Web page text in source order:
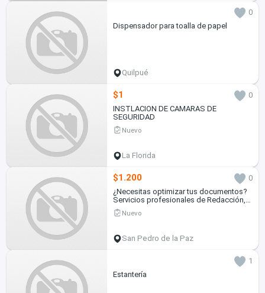
0
Dispensador para toalla de papel
Quilpué
$1
0
INSTLACION DE CAMARAS DE
SEGURIDAD
Nuevo
La Florida
$1.200
0
¿Necesitas optimizar tus documentos?
Servicios profesionales de Redacción,
Digitación y Corrección.
Nuevo
San Pedro de la Paz
1
Estantería